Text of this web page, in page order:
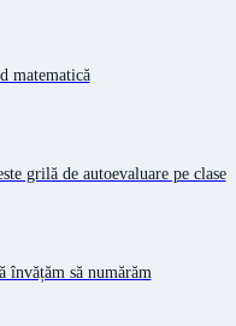
matematică
grilă de autoevaluare pe clase
învățăm să numărăm